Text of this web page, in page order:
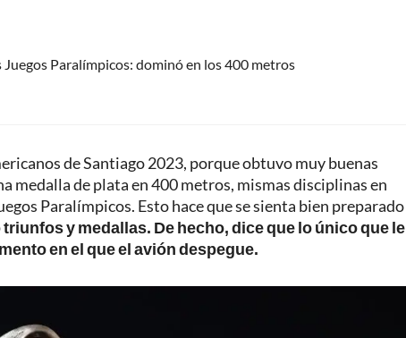
Paralímpicos: dominó en los 400 metros
de Santiago 2023, porque obtuvo muy buenas
medalla de plata en 400 metros, mismas disciplinas en
Paralímpicos. Esto hace que se sienta bien preparado
y medallas. De hecho, dice que lo único que le
en el que el avión despegue.